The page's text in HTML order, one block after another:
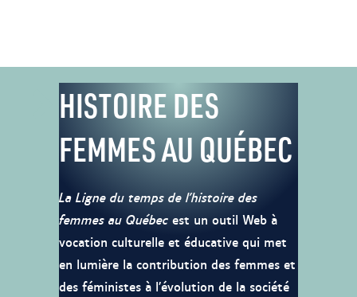
HISTOIRE DES
FEMMES AU QUÉBEC
La Ligne du temps de l’histoire des
femmes au Québec est un outil Web à
vocation culturelle et éducative qui met
en lumière la contribution des femmes et
des féministes à l’évolution de la société